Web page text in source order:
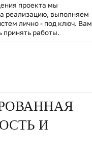
проекта мы
реализацию, выполняем
лично - под ключ. Вам
принять работы.
И